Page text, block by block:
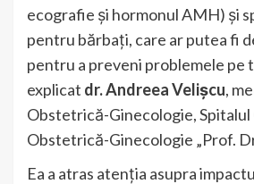
ecografie și hormonul AMH) și
pentru bărbați, care ar putea fi
pentru a preveni problemele pe
explicat dr. Andreea Velișcu,
Obstetrică-Ginecologie, Spitalul
Obstetrică-Ginecologie „Prof.
Ea a atras atenția asupra